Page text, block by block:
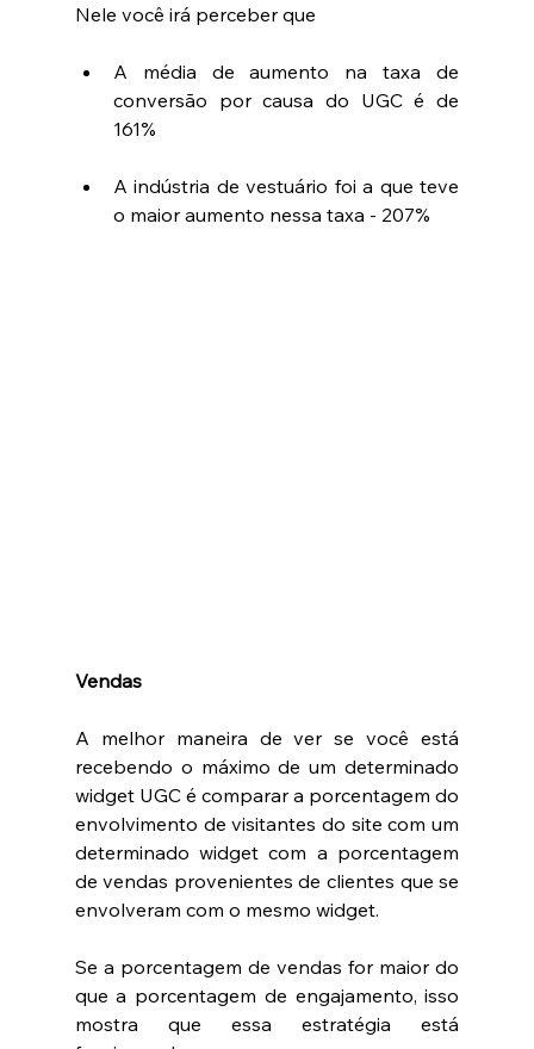
Nele você irá perceber que
A média de aumento na taxa de
conversão por causa do UGC é de
161%
A indústria de vestuário foi a que teve
o maior aumento nessa taxa - 207%
Vendas
A melhor maneira de ver se você está
recebendo o máximo de um determinado
widget UGC é comparar a porcentagem do
envolvimento de visitantes do site com um
determinado widget com a porcentagem
de vendas provenientes de clientes que se
envolveram com o mesmo widget.
Se a porcentagem de vendas for maior do
que a porcentagem de engajamento, isso
mostra que essa estratégia está